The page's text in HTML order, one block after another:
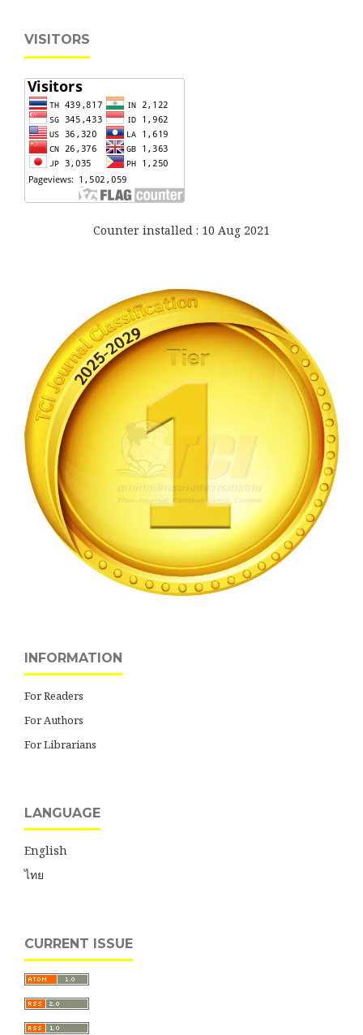
VISITORS
Counter installed : 10 Aug 2021
INFORMATION
For Readers
For Authors
For Librarians
LANGUAGE
English
ไทย
CURRENT ISSUE